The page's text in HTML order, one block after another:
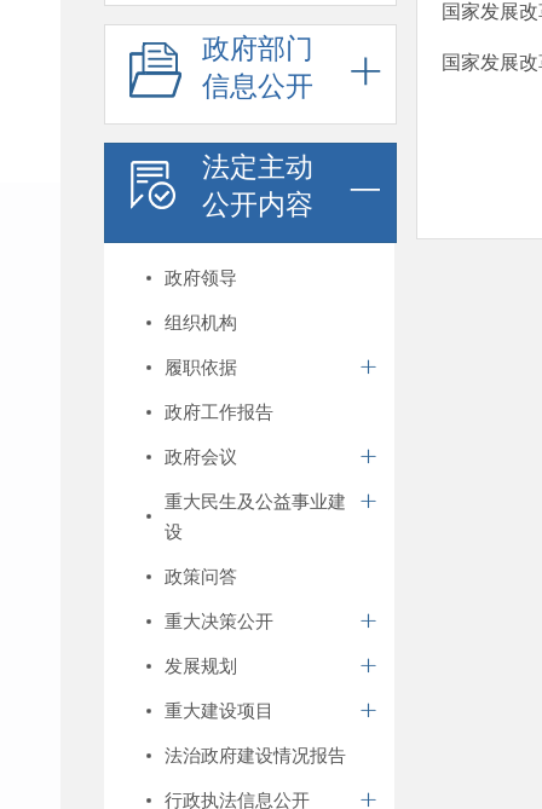
政府部门
信息公开
法定主动
公开内容
政府领导
组织机构
履职依据
政府工作报告
政府会议
重大民生及公益事业建
设
政策问答
重大决策公开
发展规划
重大建设项目
法治政府建设情况报告
行政执法信息公开
国家发展
国家发展